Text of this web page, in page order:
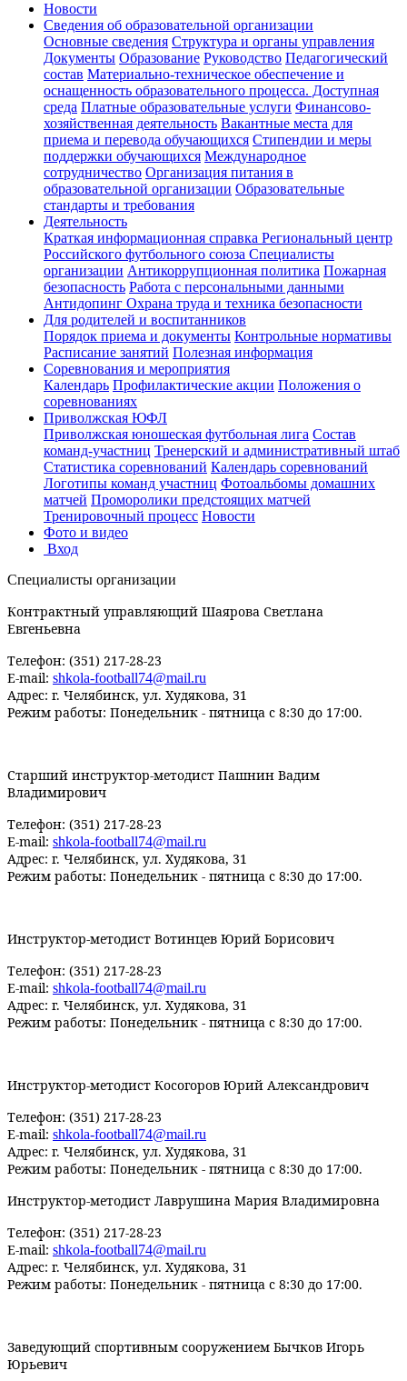
Новости
Сведения об образовательной организации
Основные сведения Структура и органы управления
Документы Образование Руководство Педагогический
состав Материально-техническое обеспечение и
оснащенность образовательного процесса. Доступная
среда Платные образовательные услуги Финансово-
хозяйственная деятельность Вакантные места для
приема и перевода обучающихся Стипендии и меры
поддержки обучающихся Международное
сотрудничество Организация питания в
образовательной организации Образовательные
стандарты и требования
Деятельность
Краткая информационная справка Региональный центр
Российского футбольного союза Специалисты
организации Антикоррупционная политика Пожарная
безопасность Работа с персональными данными
Антидопинг Охрана труда и техника безопасности
Для родителей и воспитанников
Порядок приема и документы Контрольные нормативы
Расписание занятий Полезная информация
Соревнования и мероприятия
Календарь Профилактические акции Положения о
соревнованиях
Приволжская ЮФЛ
Приволжская юношеская футбольная лига Состав
команд-участниц Тренерский и административный штаб
Статистика соревнований Календарь соревнований
Логотипы команд участниц Фотоальбомы домашних
матчей Проморолики предстоящих матчей
Тренировочный процесс Новости
Фото и видео
Вход
Специалисты организации
Контрактный управляющий Шаярова Светлана
Евгеньевна
Телефон: (351) 217-28-23
E-mail: shkola-football74@mail.ru
Адрес: г. Челябинск, ул. Худякова, 31
Режим работы: Понедельник - пятница с 8:30 до 17:00.
Старший инструктор-методист Пашнин Вадим
Владимирович
Телефон: (351) 217-28-23
E-mail: shkola-football74@mail.ru
Адрес: г. Челябинск, ул. Худякова, 31
Режим работы: Понедельник - пятница с 8:30 до 17:00.
Инструктор-методист Вотинцев Юрий Борисович
Телефон: (351) 217-28-23
E-mail: shkola-football74@mail.ru
Адрес: г. Челябинск, ул. Худякова, 31
Режим работы: Понедельник - пятница с 8:30 до 17:00.
Инструктор-методист Косогоров Юрий Александрович
Телефон: (351) 217-28-23
E-mail: shkola-football74@mail.ru
Адрес: г. Челябинск, ул. Худякова, 31
Режим работы: Понедельник - пятница с 8:30 до 17:00.
Инструктор-методист Лаврушина Мария Владимировна
Телефон: (351) 217-28-23
E-mail: shkola-football74@mail.ru
Адрес: г. Челябинск, ул. Худякова, 31
Режим работы: Понедельник - пятница с 8:30 до 17:00.
Заведующий спортивным сооружением Бычков Игорь
Юрьевич